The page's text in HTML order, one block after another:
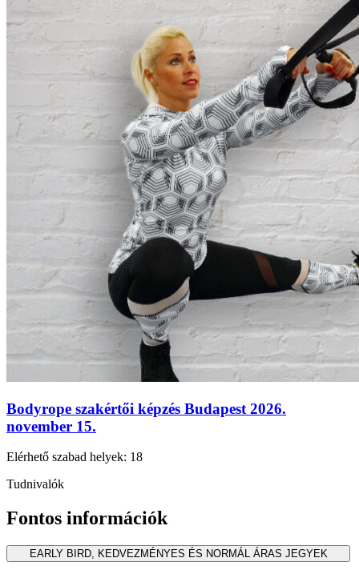
Bodyrope szakértői képzés Budapest 2026.
november 15.
Elérhető szabad helyek: 18
Tudnivalók
Fontos információk
EARLY BIRD, KEDVEZMÉNYES ÉS NORMÁL ÁRAS JEGYEK